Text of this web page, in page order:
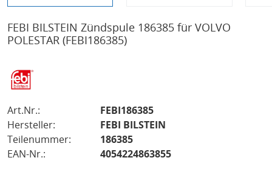
FEBI BILSTEIN Zündspule 186385 für VOLVO
POLESTAR (FEBI186385)
Art.Nr.:
FEBI186385
Hersteller:
FEBI BILSTEIN
Teilenummer:
186385
EAN-Nr.:
4054224863855